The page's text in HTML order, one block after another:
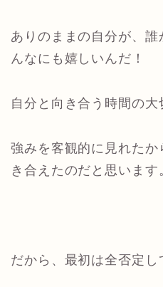
ありのままの自分が、
んなにも嬉しいんだ！
自分と向き合う時間の大
強みを客観的に見れたか
き合えたのだと思います
だから、最初は全否定し